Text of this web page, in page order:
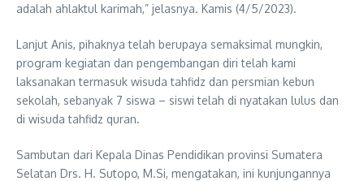
adalah ahlaktul karimah,” jelasnya. Kamis (4/5/2023).
Lanjut Anis, pihaknya telah berupaya semaksimal mungkin,
program kegiatan dan pengembangan diri telah kami
laksanakan termasuk wisuda tahfidz dan persmian kebun
sekolah, sebanyak 7 siswa – siswi telah di nyatakan lulus dan
di wisuda tahfidz quran.
Sambutan dari Kepala Dinas Pendidikan provinsi Sumatera
Selatan Drs. H. Sutopo, M.Si, mengatakan, ini kunjungannya